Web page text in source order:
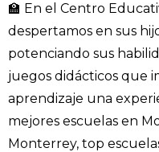
🏫 En el Centro
despertamos en sus
potenciando sus
juegos didácticos que
aprendizaje una
mejores escuelas en
Monterrey, top